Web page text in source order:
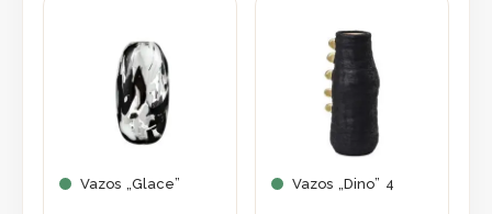
Vazos „Glace” Vazos „Dino” 4